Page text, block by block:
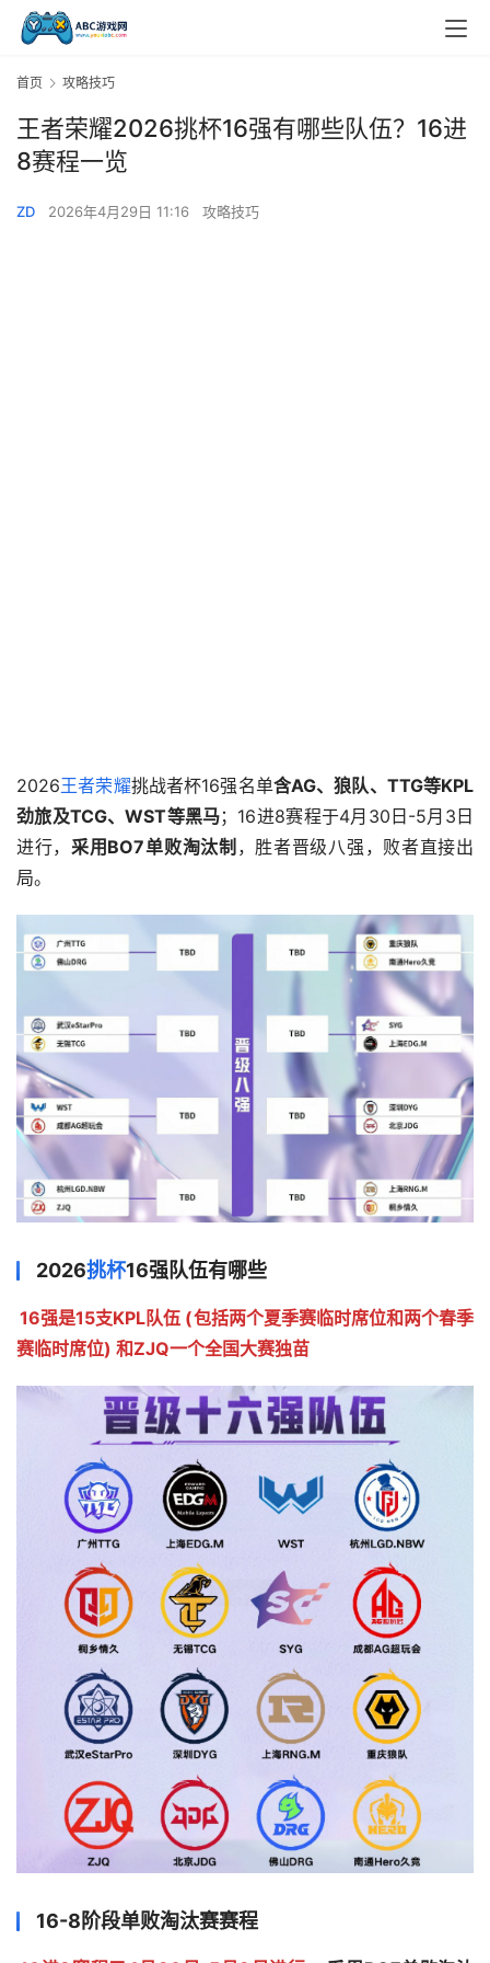
首页 攻略技巧
王者荣耀2026挑杯16强有哪些队伍？16进
8赛程一览
ZD 2026年4月29日 11:16 攻略技巧
2026王者荣耀挑战者杯16强名单含AG、狼队、TTG等KPL
劲旅及TCG、WST等黑马；16进8赛程于4月30日-5月3日
进行，采用BO7单败淘汰制 ，胜者晋级八强，败者直接出
局。
2026挑杯16强队伍有哪些
16强是15支KPL队伍 (包括两个夏季赛临时席位和两个春季
赛临时席位) 和ZJQ一个全国大赛独苗
16-8阶段单败淘汰赛赛程